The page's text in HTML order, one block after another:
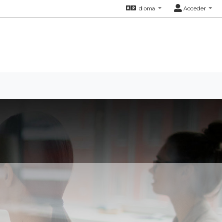
Idioma Acceder